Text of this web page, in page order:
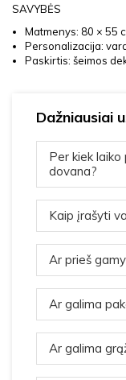
SAVYBĖS
Matmenys: 80 × 55
Personalizacija:
Paskirtis: šeimos
Dažniausiai
Per kiek
dovana?
Kaip įrašyti
Ar prieš
Ar galima
Ar galima